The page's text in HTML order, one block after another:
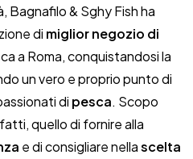
Bagnafilo & Sghy Fish ha
di miglior negozio di
a Roma, conquistandosi la
un vero e proprio punto di
di pesca. Scopo
quello di fornire alla
e di consigliare nellascelta